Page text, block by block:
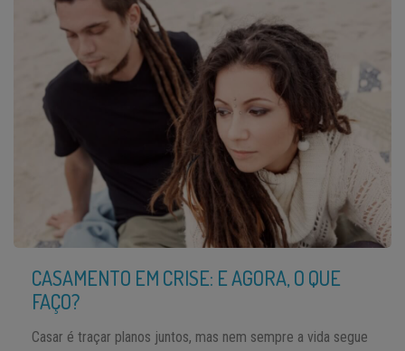
CASAMENTO EM CRISE: E AGORA, O QUE
FAÇO?
Casar é traçar planos juntos, mas nem sempre a vida segue